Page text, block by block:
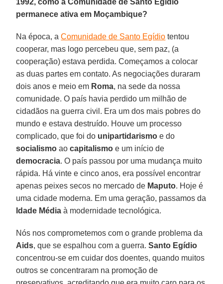
permanece ativa em Moçambique?
Na época, aComunidade de Santo Egídio tentou
cooperar, mas logo percebeu que, sem paz, (a
cooperação) estava perdida. Começamos a colocar
as duas partes em contato. As negociações duraram
dois anos e meio em Roma, na sede da nossa
comunidade. O país havia perdido um milhão de
cidadãos na guerra civil. Era um dos mais pobres do
mundo e estava destruído. Houve um processo
complicado, que foi do unipartidarismo e do
socialismo aocapitalismo e um início de
democracia. O país passou por uma mudança muito
rápida. Há vinte e cinco anos, era possível encontrar
apenas peixes secos no mercado de Maputo. Hoje é
uma cidade moderna. Em uma geração, passamos da
Idade Média à modernidade tecnológica.
Nós nos comprometemos com o grande problema da
Aids, que se espalhou com a guerra.Santo Egídio
concentrou-se em cuidar dos doentes, quando muitos
outros se concentraram na promoção de